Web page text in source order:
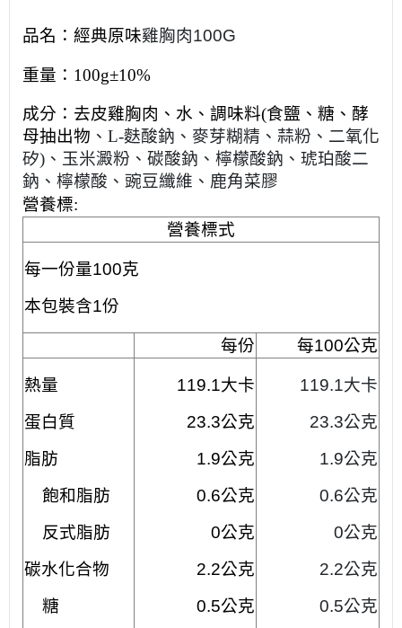
品名：經典原味雞胸肉100G
重量： 100g±10%
成分： 去皮雞胸肉、水、調味料(食鹽、糖、酵
母抽出物 、 L-麩酸鈉 、 麥芽糊精、蒜粉 、二氧化
矽) 、玉米澱粉 、碳酸鈉 、 檸檬酸鈉、琥珀酸二
鈉、檸檬酸、豌豆纖維、鹿角菜膠
營養標:
營養標式
每一份量100克
本包裝含1份
每份 每100公克
熱量
蛋白質
脂肪
飽和脂肪
反式脂肪
碳水化合物
糖
119.1大卡
23.3公克
1.9公克
0.6公克
0公克
2.2公克
0.5公克
119.1大卡
23.3公克
1.9公克
0.6公克
0公克
2.2公克
0.5公克